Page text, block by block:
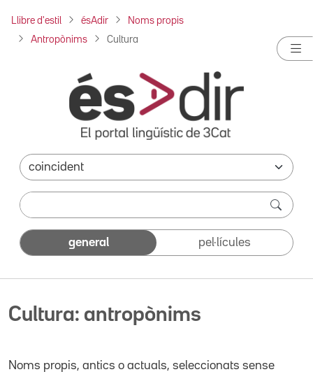
Llibre d'estil ésAdir Noms propis
Antropònims Cultura
general pel·lícules
Cultura: antropònims
Noms propis, antics o actuals, seleccionats sense